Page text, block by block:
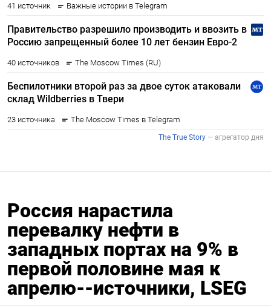
Россия нарастила
перевалку нефти в
западных портах на 9% в
первой половине мая к
апрелю--источники, LSEG